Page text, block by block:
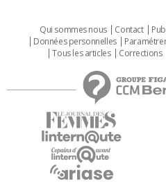
Qui sommes nous Contact
Données personnelles
Tous les articles
Corrections